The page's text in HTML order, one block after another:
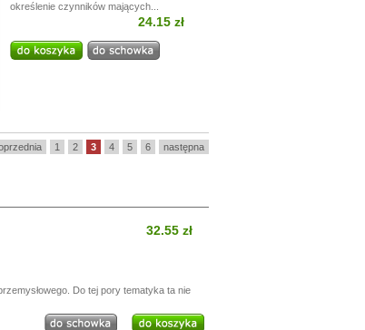
określenie czynników mających...
24.15 zł
1 2 3 4 5 6 następna
32.55 zł
Do tej pory tematyka ta nie